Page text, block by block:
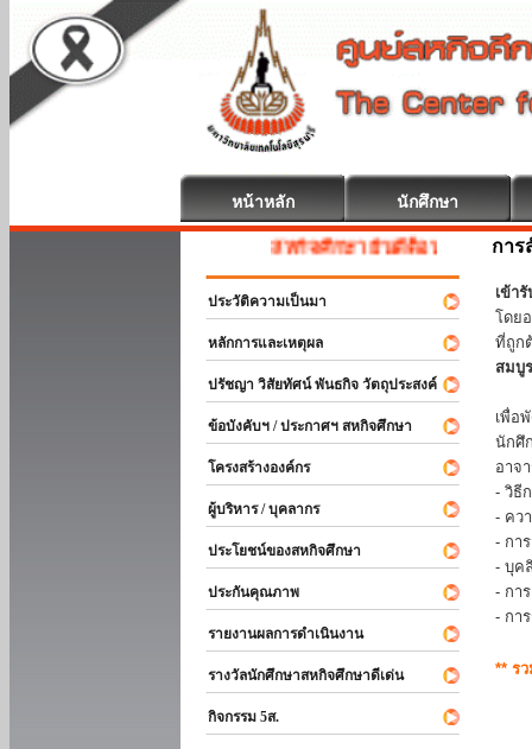
หน้าหลัก นักศึกษา
สหกิจศึกษา ยินดีต้อนรับ
ประวัติความเป็นมา
หลักการและเหตุผล
ปรัชญา วิสัยทัศน์ พันธกิจ วัตถุประสงค์
ข้อบังคับฯ / ประกาศฯ สหกิจศึกษา
โครงสร้างองค์กร
ผู้บริหาร / บุคลากร
ประโยชน์ของสหกิจศึกษา
ประกันคุณภาพ
รายงานผลการดำเนินงาน
รางวัลนักศึกษาสหกิจศึกษาดีเด่น
กิจกรรม 5ส.
การ
เข้า
โดย
ที่ถูก
สมบู
เพื่อ
นักศึ
อาจ
- วิธี
- คว
- กา
- บุค
- กา
- กา
** ร